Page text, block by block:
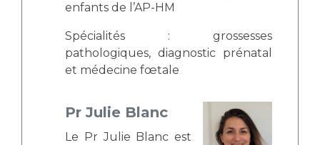
enfants de l’AP-HM
Spécialités : grossesses
pathologiques, diagnostic prénatal
et médecine fœtale
Pr Julie Blanc
Le Pr Julie Blanc est